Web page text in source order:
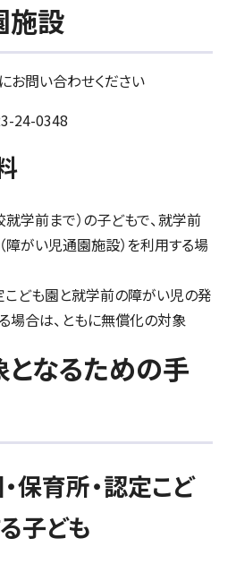
施設
問い合わせください
24-0348
学前まで）の子どもで、就学前
がい児通園施設）を利用する場
こども園と就学前の障がい児の発
場合は、ともに無償化の対象
なるための手
保育所・認定こど
子ども